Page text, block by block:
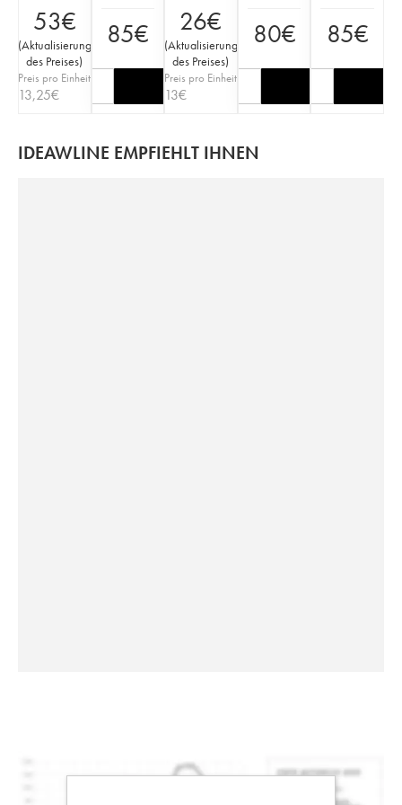
53€
(Aktualisierung
des Preises)
Preis pro Einheit
13,25€
85€ 26€
(Aktualisierung
des Preises)
Preis pro Einheit
13€
80€ 85€
IDEAWLINE EMPFIEHLT IHNEN